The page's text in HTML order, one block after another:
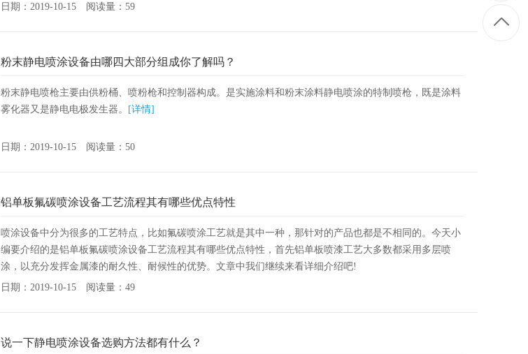
日期：2019-10-15 阅读量：59
粉末静电喷涂设备由哪四大部分组成你了解吗？
粉末静电喷枪主要由供粉桶、喷粉枪和控制器构成。是实施涂料和粉末涂料静电喷涂的特制喷枪，既是涂料
雾化器又是静电电极发生器。
[详情]
日期：2019-10-15 阅读量：50
铝单板氟碳喷涂设备工艺流程其有哪些优点特性
喷涂设备中分为很多的工艺特点，比如氟碳喷涂工艺就是其中一种，那针对的产品也都是不相同的。今天小
编要介绍的是铝单板氟碳喷涂设备工艺流程其有哪些优点特性，首先铝单板喷漆工艺大多数都采用多层喷
涂，以充分发挥金属漆的耐久性、耐候性的优势。文章中我们继续来看详细介绍吧!
氟碳喷涂… [详情]
日期：2019-10-15 阅读量：49
说一下静电喷涂设备选购方法都有什么？